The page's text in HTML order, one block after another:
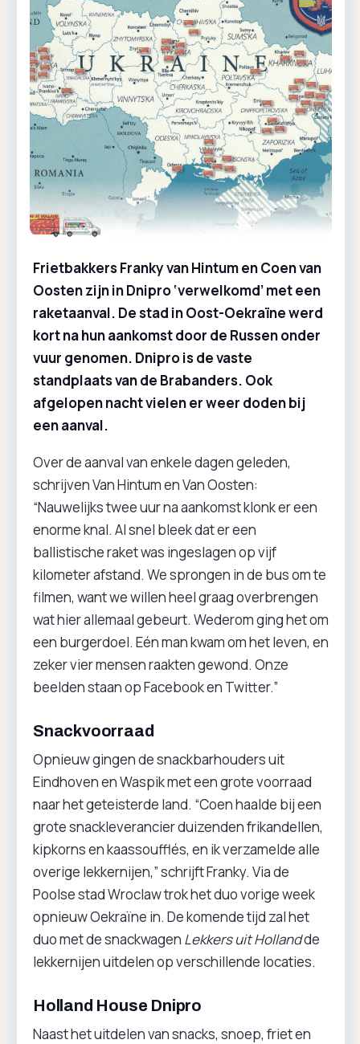
Frietbakkers Franky van Hintum en Coen van
Oosten zijn in Dnipro ‘verwelkomd’ met een
raketaanval. De stad in Oost-Oekraïne werd
kort na hun aankomst door de Russen onder
vuur genomen. Dnipro is de vaste
standplaats van de Brabanders. Ook
afgelopen nacht vielen er weer doden bij
een aanval.
Over de aanval van enkele dagen geleden,
schrijven Van Hintum en Van Oosten:
“Nauwelijks twee uur na aankomst klonk er een
enorme knal. Al snel bleek dat er een
ballistische raket was ingeslagen op vijf
kilometer afstand. We sprongen in de bus om te
filmen, want we willen heel graag overbrengen
wat hier allemaal gebeurt. Wederom ging het om
een burgerdoel. Eén man kwam om het leven, en
zeker vier mensen raakten gewond. Onze
beelden staan op Facebook en Twitter.”
Snackvoorraad
Opnieuw gingen de snackbarhouders uit
Eindhoven en Waspik met een grote voorraad
naar het geteisterde land. “Coen haalde bij een
grote snackleverancier duizenden frikandellen,
kipkorns en kaassoufflés, en ik verzamelde alle
overige lekkernijen,” schrijft Franky. Via de
Poolse stad Wroclaw trok het duo vorige week
opnieuw Oekraïne in. De komende tijd zal het
duo met de snackwagen Lekkers uit Hollandde
lekkernijen uitdelen op verschillende locaties.
Holland House Dnipro
Naast het uitdelen van snacks, snoep, friet en